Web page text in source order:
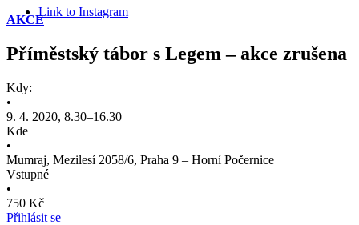
Link to Instagram
AKCE
Příměstský tábor s Legem – akce zrušena
Kdy:
•
9. 4. 2020, 8.30–16.30
Kde
•
Mumraj, Mezilesí 2058/6, Praha 9 – Horní Počernice
Vstupné
•
750 Kč
Přihlásit se